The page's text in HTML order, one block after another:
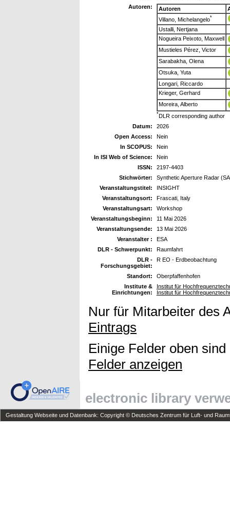
Autoren:
Autoren
Villano, Michelangelo*
Ustalli, Nertjana
Nogueira Peixoto, Maxwell
Mustieles Pérez, Victor
Sarabakha, Olena
Otsuka, Yuta
Longari, Riccardo
Krieger, Gerhard
Moreira, Alberto
*DLR corresponding author
Datum:
2026
Open Access:
Nein
In SCOPUS:
Nein
In ISI Web of Science:
Nein
ISSN:
2197-4403
Stichwörter:
Synthetic Aperture Radar
Veranstaltungstitel:
INSIGHT
Veranstaltungsort:
Frascati, Italy
Veranstaltungsart:
Workshop
Veranstaltungsbeginn:
11 Mai 2026
Veranstaltungsende:
13 Mai 2026
Veranstalter :
ESA
DLR - Schwerpunkt:
Raumfahrt
DLR -
Forschungsgebiet:
R EO - Erdbeobachtung
Standort:
Oberpfaffenhofen
Institute &
Einrichtungen:
Institut für
Institut für
Nur für Mitarbeiter des
Eintrags
Einige Felder oben
Felder anzeigen
electronic library
Gestaltung Webseite und Datenbank: Copyright © Deutsches Zentrum für Luft- und